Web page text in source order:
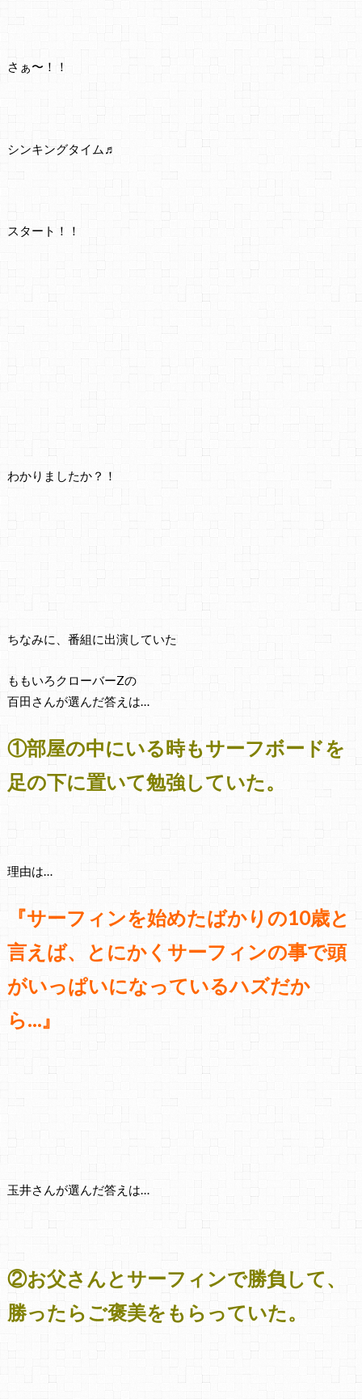
さぁ〜！！
シンキングタイム♬
スタート！！
わかりましたか？！
ちなみに、番組に出演していた
ももいろクローバーZの
百田さんが選んだ答えは…
①部屋の中にいる時もサーフボードを
足の下に置いて勉強していた。
理由は…
『サーフィンを始めたばかりの10歳と
言えば、とにかく サーフィンの事で頭
がいっぱいになっているハズだか
ら…』
玉井さんが選んだ答えは…
②お父さんとサーフィンで勝負して、
勝ったらご褒美をもらっていた。